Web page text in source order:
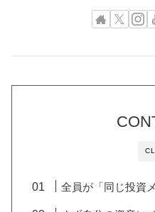
全員が「同じ投資